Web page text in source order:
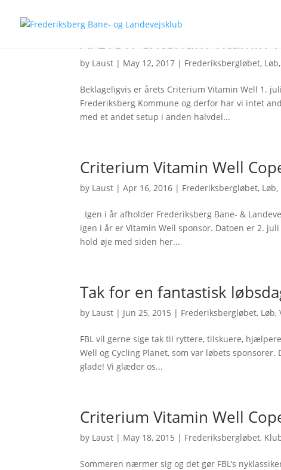
AFLYST: Criterium Vitamin
by Laust | May 12, 2017 | Frederiksbergløbet, Løb,
Beklageligvis er årets Criterium Vitamin Well 1.
Frederiksberg Kommune og derfor har vi intet
med et andet setup i anden halvdel...
Criterium Vitamin Well
by Laust |Apr 16, 2016 | Frederiksbergløbet, Løb,
Igen i år afholder Frederiksberg Bane- &
igen i år er Vitamin Well sponsor. Datoen er 2.
hold øje med siden her...
Tak for en fantastisk
by Laust | Jun 25, 2015 | Frederiksbergløbet, Løb,
FBL vil gerne sige tak til ryttere, tilskuere,
Well og Cycling Planet, som var løbets
glade! Vi glæder os...
Criterium Vitamin Well
by Laust | May 18, 2015 | Frederiksbergløbet,
Sommeren nærmer sig og det gør FBL’s